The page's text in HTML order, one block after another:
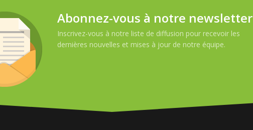
Abonnez-vous à notre newsletter
Inscrivez-vous à notre liste de diffusion pour recevoir les
dernières nouvelles et mises à jour de notre équipe.